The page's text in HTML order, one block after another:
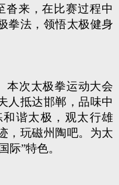
沓来，在比赛过程中
拳法，领悟太极健身
本次太极拳运动大会
人抵达邯郸，品味中
谐太极，观太行雄
，玩磁州陶吧。为太
际”特色。